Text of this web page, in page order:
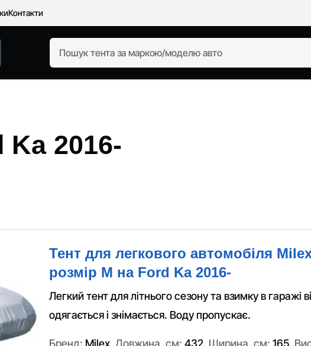
Контакти
Ka 2016-
Тент для легкового автомобіля
розмір M на Ford Ka 2016-
Легкий тент для літнього сезону та взимку в гаражі
одягається і знімається. Воду пропускає.
Бренд: Milex, Довжина, см: 432, Ширина, см: 165,